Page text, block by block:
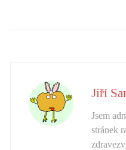
Jiří
Jsem
stránek